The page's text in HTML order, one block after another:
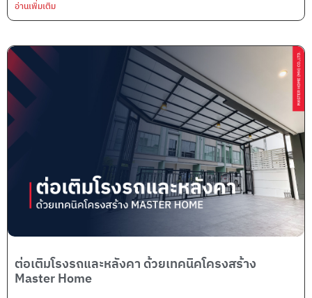
อ่านเพิ่มเติม
ต่อเติมโรงรถและหลังคา ด้วยเทคนิคโครงสร้าง
Master Home